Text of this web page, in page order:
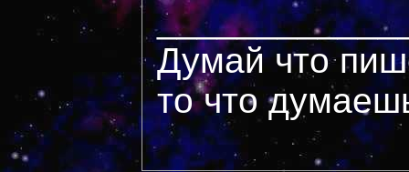
Думай что
то что